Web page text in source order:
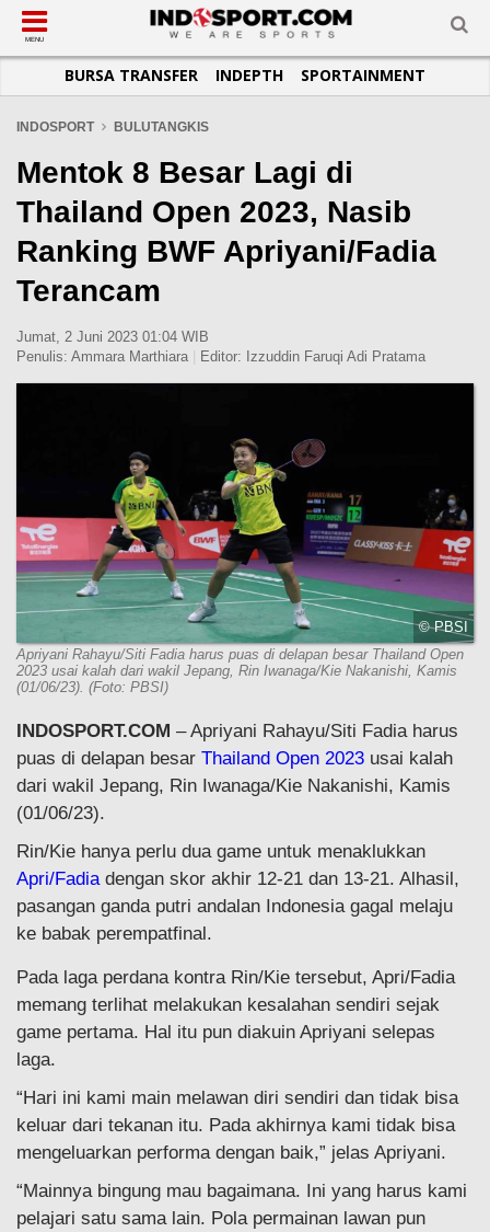
SUB-MENU
SEPAKBOLA
LIGA INGGRIS
LIGA ITALIA
LIGA SPANYOL
LIGA CHAMPIONS
LIGA JERMAN
SUB-MENU
SPORTAINMENT
SUB-MENU
OTOMOTIF
OTOMANIA
SUB-MENU
BASKET
FUTSAL
OLIMPIK
E-SPORT
SUB-MENU
JADWAL
SUB-MENU
TOPIK HARI INI
INFOGRAFIS
GALERI FOTO
TEMPAT OLAHRAGA
PASUKAN SEHAT
KOMUNITAS SEHAT
MENU
BURSA TRANSFER INDEPTH SPORTAINMENT
INDOSPORT BULUTANGKIS
Mentok 8 Besar Lagi di
Thailand Open 2023, Nasib
Ranking BWF Apriyani/Fadia
Terancam
Jumat, 2 Juni 2023 01:04 WIB
Penulis: Ammara Marthiara Editor: Izzuddin Faruqi Adi Pratama
© PBSI
Apriyani Rahayu/Siti Fadia harus puas di delapan besar Thailand Open
2023 usai kalah dari wakil Jepang, Rin Iwanaga/Kie Nakanishi, Kamis
(01/06/23). (Foto: PBSI)
INDOSPORT.COM – Apriyani Rahayu/Siti Fadia harus
puas di delapan besar Thailand Open 2023 usai kalah
dari wakil Jepang, Rin Iwanaga/Kie Nakanishi, Kamis
(01/06/23).
Rin/Kie hanya perlu dua game untuk menaklukkan
Apri/Fadiadengan skor akhir 12-21 dan 13-21. Alhasil,
pasangan ganda putri andalan Indonesia gagal melaju
ke babak perempatfinal.
Pada laga perdana kontra Rin/Kie tersebut, Apri/Fadia
memang terlihat melakukan kesalahan sendiri sejak
game pertama. Hal itu pun diakuin Apriyani selepas
laga.
“Hari ini kami main melawan diri sendiri dan tidak bisa
keluar dari tekanan itu. Pada akhirnya kami tidak bisa
mengeluarkan performa dengan baik,” jelas Apriyani.
“Mainnya bingung mau bagaimana. Ini yang harus kami
pelajari satu sama lain. Pola permainan lawan pun